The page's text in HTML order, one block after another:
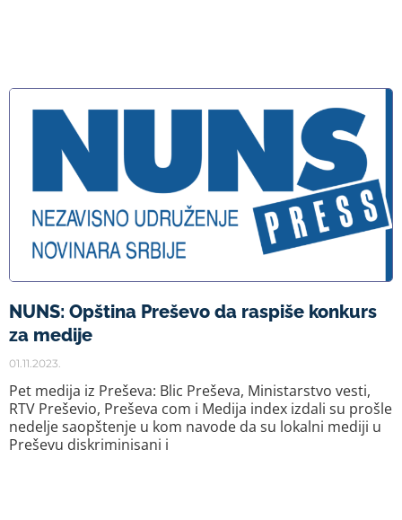
NUNS: Opština Preševo da raspiše konkurs
za medije
01.11.2023.
Pet medija iz Preševa: Blic Preševa, Ministarstvo vesti,
RTV Preševio, Preševa com i Medija index izdali su prošle
nedelje saopštenje u kom navode da su lokalni mediji u
Preševu diskriminisani i